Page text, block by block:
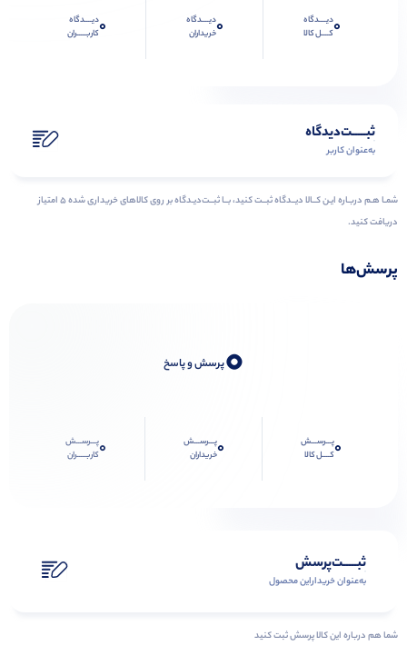
0دیــــدگاه
کــــل کالا
0دیــــدگاه
خریداران
0دیــــدگاه
کاربـــــران
ثبـــــت‌دیدگاه
به‌عنوان کاربر
شمـا هـم دربـاره ایـن کــالا دیــدگاه ثبــت کنید، بــا ثبــت‌دیـدگاه بر روی کالاهای خریداری شده ۵ امتیاز
دریافت کنید.
پرسش‌ها
0پرسش و پاسخ
0پـــرســـش
کــــل کالا
0پـــرســـش
خریداران
0پـــرســـش
کاربـــــران
ثبـــــت‌پرسش
به‌عنوان ‌خریدار‌این‌ محصول
شما هم درباره این کالا پرسش ثبت کنید